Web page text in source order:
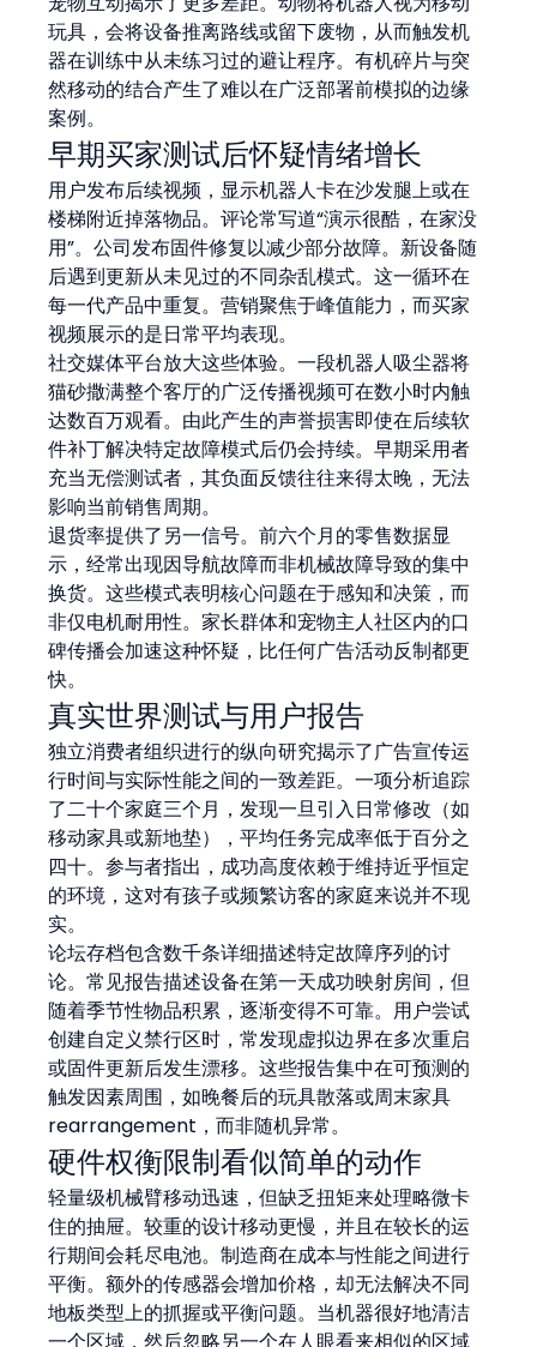
玩具，会将设备推离路线或留下废物，从而触发机
器在训练中从未练习过的避让程序。有机碎片与突
然移动的结合产生了难以在广泛部署前模拟的边缘
案例。
早期买家测试后怀疑情绪增长
用户发布后续视频，显示机器人卡在沙发腿上或在
楼梯附近掉落物品。评论常写道“演示很酷，在家没
用”。公司发布固件修复以减少部分故障。新设备随
后遇到更新从未见过的不同杂乱模式。这一循环在
每一代产品中重复。营销聚焦于峰值能力，而买家
视频展示的是日常平均表现。
社交媒体平台放大这些体验。一段机器人吸尘器将
猫砂撒满整个客厅的广泛传播视频可在数小时内触
达数百万观看。由此产生的声誉损害即使在后续软
件补丁解决特定故障模式后仍会持续。早期采用者
充当无偿测试者，其负面反馈往往来得太晚，无法
影响当前销售周期。
退货率提供了另一信号。前六个月的零售数据显
示，经常出现因导航故障而非机械故障导致的集中
换货。这些模式表明核心问题在于感知和决策，而
非仅电机耐用性。家长群体和宠物主人社区内的口
碑传播会加速这种怀疑，比任何广告活动反制都更
快。
真实世界测试与用户报告
独立消费者组织进行的纵向研究揭示了广告宣传运
行时间与实际性能之间的一致差距。一项分析追踪
了二十个家庭三个月，发现一旦引入日常修改（如
移动家具或新地垫），平均任务完成率低于百分之
四十。参与者指出，成功高度依赖于维持近乎恒定
的环境，这对有孩子或频繁访客的家庭来说并不现
实。
论坛存档包含数千条详细描述特定故障序列的讨
论。常见报告描述设备在第一天成功映射房间，但
随着季节性物品积累，逐渐变得不可靠。用户尝试
创建自定义禁行区时，常发现虚拟边界在多次重启
或固件更新后发生漂移。这些报告集中在可预测的
触发因素周围，如晚餐后的玩具散落或周末家具
rearrangement，而非随机异常。
硬件权衡限制看似简单的动作
轻量级机械臂移动迅速，但缺乏扭矩来处理略微卡
住的抽屉。较重的设计移动更慢，并且在较长的运
行期间会耗尽电池。制造商在成本与性能之间进行
平衡。额外的传感器会增加价格，却无法解决不同
地板类型上的抓握或平衡问题。当机器很好地清洁
一个区域，然后忽略另一个在人眼看来相似的区域